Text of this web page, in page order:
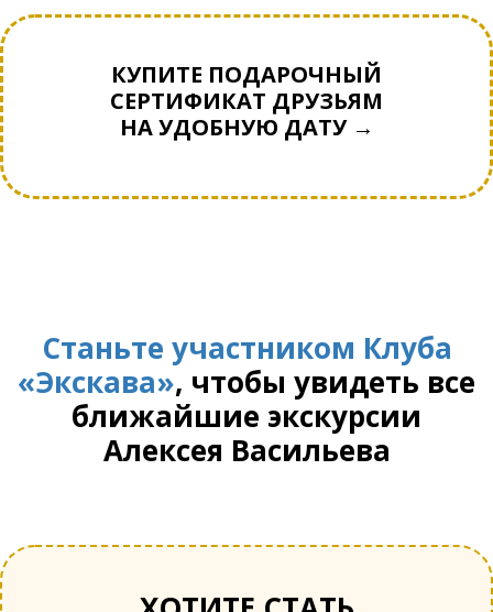
КУПИТЕ ПОДАРОЧНЫЙ
СЕРТИФИКАТ ДРУЗЬЯМ
НА УДОБНУЮ ДАТУ →
Станьте участником Клуба
«Экскава», чтобы увидеть все
ближайшие экскурсии
Алексея Васильева